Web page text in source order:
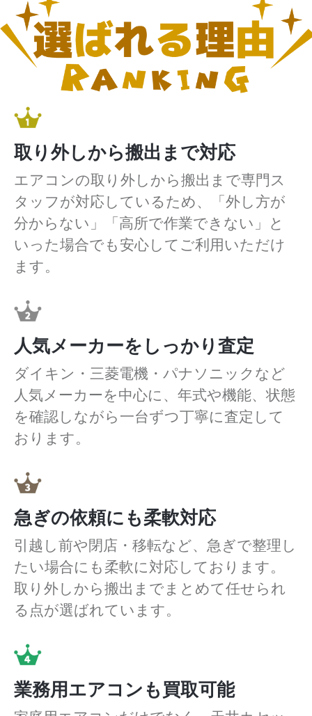
取り外しから搬出まで対応
エアコンの取り外しから搬出まで専門ス
タッフが対応しているため、「外し方が
分からない」「高所で作業できない」と
いった場合でも安心してご利用いただけ
ます。
人気メーカーをしっかり査定
ダイキン・三菱電機・パナソニックなど
人気メーカーを中心に、年式や機能、状態
を確認しながら一台ずつ丁寧に査定して
おります。
急ぎの依頼にも柔軟対応
引越し前や閉店・移転など、急ぎで整理し
たい場合にも柔軟に対応しております。
取り外しから搬出までまとめて任せられ
る点が選ばれています。
業務用エアコンも買取可能